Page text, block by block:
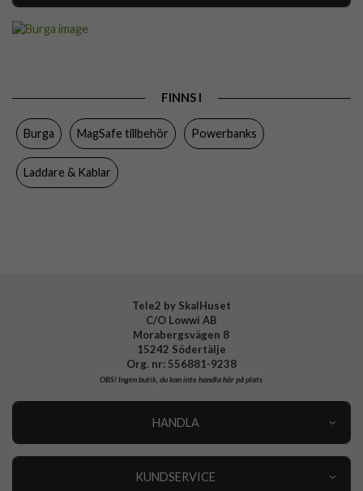
Varumärke
Tillverkarens art nr
EAN
FINNS I
Burga MagSafe tillbehör Powerbanks
Laddare & Kablar
Tele2 by SkalHuset
C/O Lowwi AB
Morabergsvägen 8
15242 Södertälje
Org. nr: 556881-9238
OBS!Ingen butik, du kan inte handla här på plats
HANDLA
KUNDSERVICE